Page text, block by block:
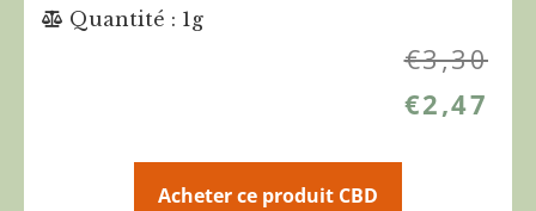
Quantité : 1g
€3,30
€2,47
Acheter ce produit CBD